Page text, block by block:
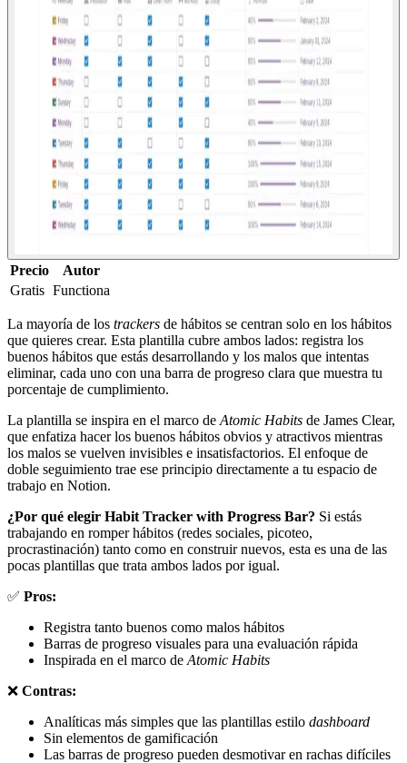
Precio
Autor
Gratis Functiona
La mayoría de los trackers de hábitos se centran solo en los hábitos
que quieres crear. Esta plantilla cubre ambos lados: registra los
buenos hábitos que estás desarrollando y los malos que intentas
eliminar, cada uno con una barra de progreso clara que muestra tu
porcentaje de cumplimiento.
La plantilla se inspira en el marco de Atomic Habits de James Clear,
que enfatiza hacer los buenos hábitos obvios y atractivos mientras
los malos se vuelven invisibles e insatisfactorios. El enfoque de
doble seguimiento trae ese principio directamente a tu espacio de
trabajo en Notion.
¿Por qué elegir Habit Tracker with Progress Bar? Si estás
trabajando en romper hábitos (redes sociales, picoteo,
procrastinación) tanto como en construir nuevos, esta es una de las
pocas plantillas que trata ambos lados por igual.
✅ Pros:
Registra tanto buenos como malos hábitos
Barras de progreso visuales para una evaluación rápida
Inspirada en el marco de Atomic Habits
❌ Contras:
Analíticas más simples que las plantillas estilo dashboard
Sin elementos de gamificación
Las barras de progreso pueden desmotivar en rachas difíciles